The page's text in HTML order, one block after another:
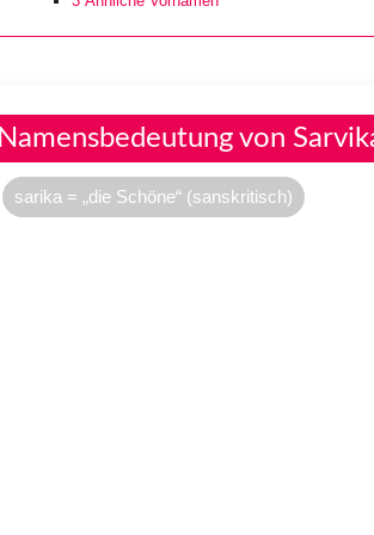
Namensbedeutung von
sarika = „die Schöne“ (sanskritisch)